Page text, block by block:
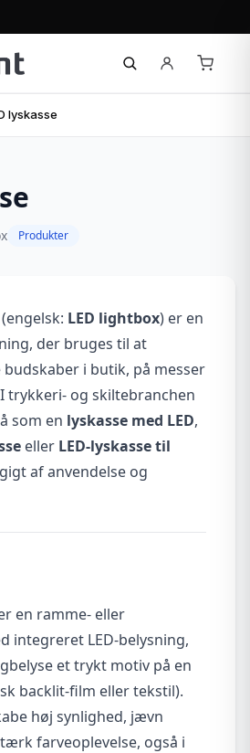
lyskasse
Produkter
(engelsk: LED lightbox) er en
der bruges til at
i butik, på messer
trykkeri- og skiltebranchen
som en lyskasse med LED,
eller LED-lyskasse til
af anvendelse og
en ramme- eller
integreret LED-belysning,
et trykt motiv på en
backlit-film eller tekstil).
høj synlighed, jævn
farveoplevelse, også i